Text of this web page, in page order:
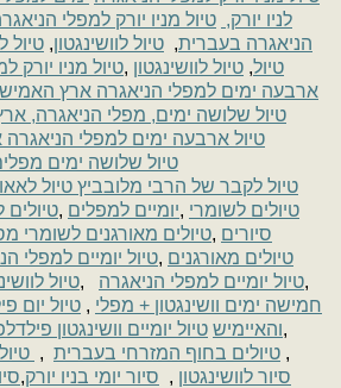
לניו יורק, טיול מניו יורק למפלי
הניאגרה בעברית, טיול לוושינגטון, טיול
טיול מניו יורק, טיול לוושינגטון ,טיול
ארבעה ימים למפלי הניאגרה ארץ
טיול שלושה ימים, מפלי הניאגרה,
טיול ארבעה ימים למפלי
טיול שלושה ימים
טיול לקבר של הרבי מלובביץ טיול
, יומיים למפלים, טיולים לשומרי
טיולים מאורגנים לשומרי, סיורים
טיול יומיים למפלי, טיולים מאורגנים
טיול, טיול יומיים למפלי הניאגרה,
טיול יום , חמישה ימים וושינגטון + מפלי
טיול יומיים וושינגטון והאיימיש,
, טיולים בחוף המזרחי בעברית ,
,סיור יומי בניו יורק , סיור לוושינגטון